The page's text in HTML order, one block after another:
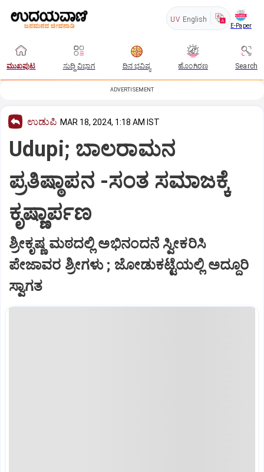
UV English
E-Paper
ಮುಖಪುಟ ಸುದ್ದಿ ವಿಭಾಗ ದಿನ ಭವಿಷ್ಯ ಹೊಂಗಿರಣ Search
ADVERTISEMENT
ಉಡುಪಿ MAR 18, 2024, 1:18 AM IST
Udupi; ಬಾಲರಾಮನ
ಪ್ರತಿಷ್ಠಾಪನ -ಸಂತ ಸಮಾಜಕ್ಕೆ
ಕೃಷ್ಣಾರ್ಪಣ
ಶ್ರೀಕೃಷ್ಣ ಮಠದಲ್ಲಿ ಅಭಿನಂದನೆ ಸ್ವೀಕರಿಸಿ
ಪೇಜಾವರ ಶ್ರೀಗಳು ; ಜೋಡುಕಟ್ಟೆಯಲ್ಲಿ ಅದ್ದೂರಿ
ಸ್ವಾಗತ